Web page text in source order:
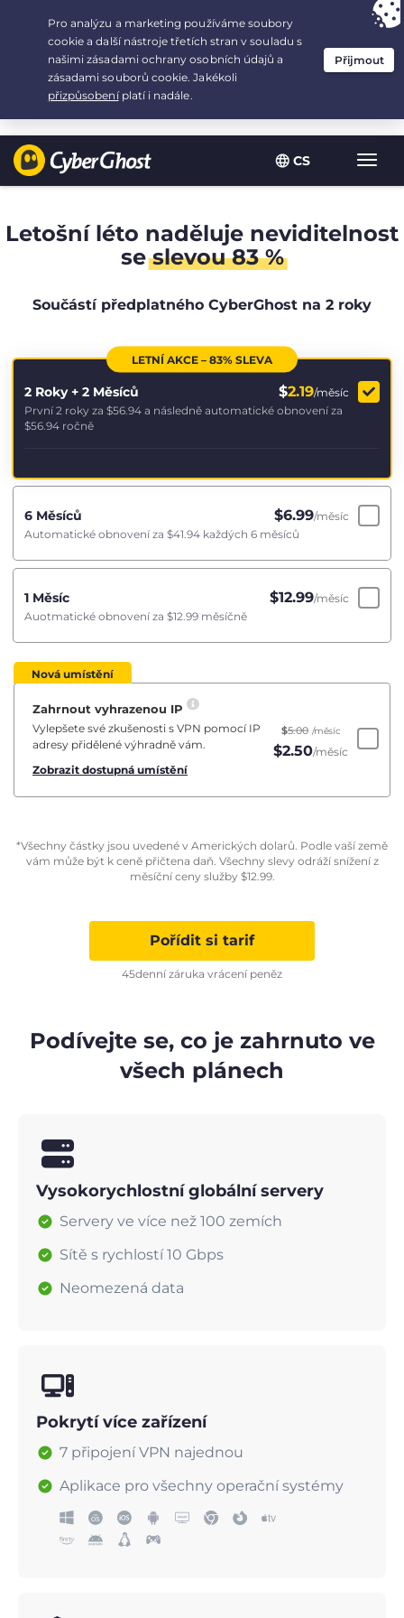
CS
Your choice:The Best Dealfor 2.1666666666667-years at $
/month
Letošní léto naděluje neviditelnost
seslevou 83 %
Součástí předplatného CyberGhost na 2 roky
LETNÍ AKCE – 83% SLEVA
2 Roky + 2 Měsíců $2.19/měsíc
První 2 roky za $56.94 a následně automatické obnovení za
$56.94 ročně
6 Měsíců $6.99/měsíc
Automatické obnovení za $41.94 každých 6 měsíců
1 Měsíc $12.99/měsíc
Auotmatické obnovení za $12.99 měsíčně
Nová umístění
Zahrnout vyhrazenou IP
Vylepšete své zkušenosti s VPN pomocí IP
adresy přidělené výhradně vám.
Zobrazit dostupná umístění
$5.00 /měsíc
$2.50/měsíc
*Všechny částky jsou uvedené v Amerických dolarů. Podle vaší země
vám může být k ceně přičtena daň. Všechny slevy odráží snížení z
měsíční ceny služby $12.99.
Pořídit si tarif
45denní záruka vrácení peněz
Podívejte se, co je zahrnuto ve
všech plánech
Vysokorychlostní globální servery
Servery ve více než 100 zemích
Sítě s rychlostí 10 Gbps
Neomezená data
Pokrytí více zařízení
7 připojení VPN najednou
Aplikace pro všechny operační systémy